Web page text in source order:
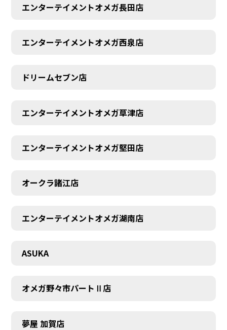
エンターテイメントオメガ長田店
エンターテイメントオメガ西泉店
ドリームセブン店
エンターテイメントオメガ草津店
エンターテイメントオメガ堅田店
オークラ諸江店
エンターテイメントオメガ湖南店
ASUKA
オメガ野々市パートⅡ店
夢屋 加賀店